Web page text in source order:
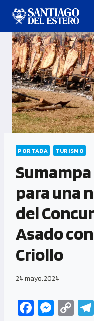
PORTADA TURISMO
para una
del
Asado
Criollo
24 mayo, 2024
Fa M
C